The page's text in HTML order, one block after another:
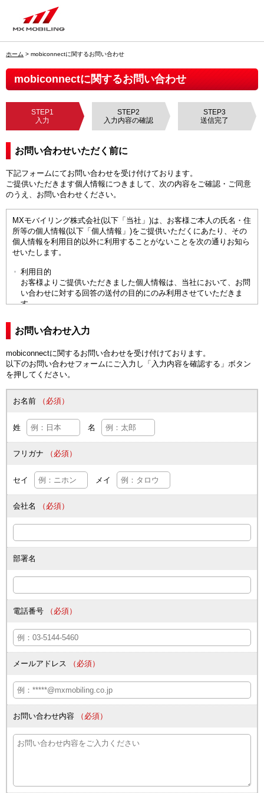
ホーム > mobiconnectに関するお問い合わせ
mobiconnectに関するお問い合わせ
STEP1
入力
STEP2
入力内容の確認
STEP3
送信完了
お問い合わせいただく前に
下記フォームにてお問い合わせを受け付けております。
ご提供いただきます個人情報につきまして、次の内容をご確認・ご同意
のうえ、お問い合わせください。
MXモバイリング株式会社(以下「当社」)は、お客様ご本人の氏名・住
所等の個人情報(以下「個人情報」)をご提供いただくにあたり、その
個人情報を利用目的以外に利用することがないことを次の通りお知ら
せいたします。
利用目的
お客様よりご提供いただきました個人情報は、当社において、お問
い合わせに対する回答の送付の目的にのみ利用させていただきま
す。
ご提供いただいた個人情報は、第三者が不当に触れることがないよ
た、前述の利用目的が達成され、保管する必要がないと当社が判断
した場合、個人情報を速やかに消去いたします。
第三者への開示・提供
当社は、原則として、お客様の個人情報をお客様の同意なしに第三
者に開示・提供いたしません。開示・提供を行う場合、予めお客様
提供先との間で必要な個人情報の取扱いに関する契約等を締結し、
必要な措置を講じます。但し、法令に基づいて司法機関、行政機関
等から法的義務を伴う要請を受けた場合には、例外的にお客様の同
意なく必要最低限の情報を関連機関等に開示・提供する場合がござ
委託
ご提供いただいたお客様の個人情報は、業務上の必要に応じて、当
社が個人情報を適正に取扱っていると判断し、個人情報の適切な管
る場合がございます。その際、委託先に対して適切な監督を行いま
お客様からの開示要求等
当社は、お客様ご本人の個人情報に対する開示・訂正・削除・利用
個人情報提供における任意性
お客様からの個人情報のご提供は任意です。ただし、必要な情報を
合がございます。なお、任意項目につきましては、ご記入がない場
合でも、各種サービス等の提供に支障をきたすものではございませ
ん。
お客様ご本人が16歳未満の場合は、保護者の同意を得た上でご提供
くださいますようお願いいたします。
連絡窓口
お客様ご本人の個人情報に関するお問い合わせ等については、次の
連絡先（住所）：
お問い合わせ入力
mobiconnectに関するお問い合わせを受け付けております。
以下のお問い合わせフォームにご入力し「入力内容を確認する」ボタン
を押してください。
お名前 （必須）
姓 名
フリガナ （必須）
セイ メイ
会社名 （必須）
部署名
電話番号 （必須）
メールアドレス （必須）
お問い合わせ内容 （必須）